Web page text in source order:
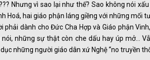
Nhưng vì sao lại như thế? Sao không nói
Hoá, hai giáo phận láng giềng với những mối
phải dành cho Đức Cha Hợp và Giáo phận
những sự thật còn che dấu hay úp mở…
những người giáo dân xứ Nghệ “no truyền